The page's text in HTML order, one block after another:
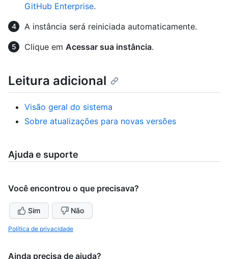
GitHub Enterprise.
A instância será reiniciada automaticamente.
Clique em Acessar sua instância.
Leitura adicional
Visão geral do sistema
Sobre atualizações para novas versões
Ajuda e suporte
Você encontrou o que precisava?
Sim Não
Política de privacidade
Ainda precisa de ajuda?